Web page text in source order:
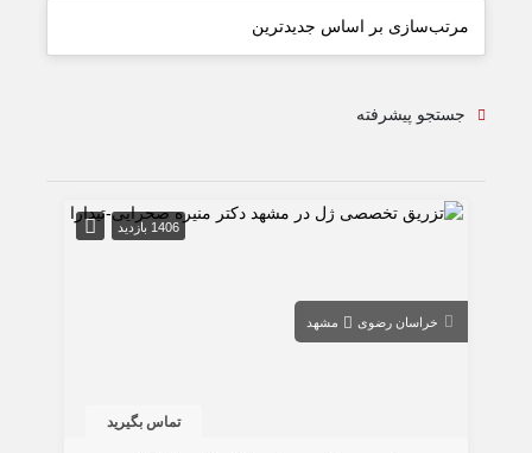
جستجو پیشرفته
1406 بازدید
خراسان رضوی مشهد
تماس بگیرید